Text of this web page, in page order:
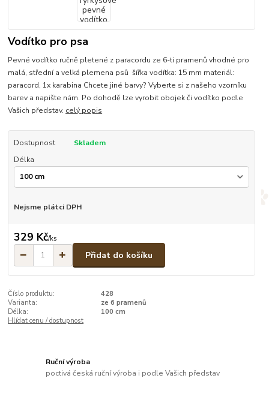
Vodítko pro psa
Pevné vodítko ručně pletené z paracordu ze 6-ti pramenů vhodné pro
malá, střední a velká plemena psů šířka vodítka: 15 mm materiál:
paracord, 1x karabina Chcete jiné barvy? Vyberte si z našeho vzorníku
barev a napište nám. Po dohodě lze vyrobit obojek či vodítko podle
Vašich představ. celý popis
Dostupnost
Skladem
Délka
Nejsme plátci DPH
329 Kč/ks
Přidat do košíku
Číslo produktu:
428
Varianta:
ze 6 pramenů
Délka:
100 cm
Hlídat cenu / dostupnost
Ruční výroba
poctivá česká ruční výroba i podle Vašich představ